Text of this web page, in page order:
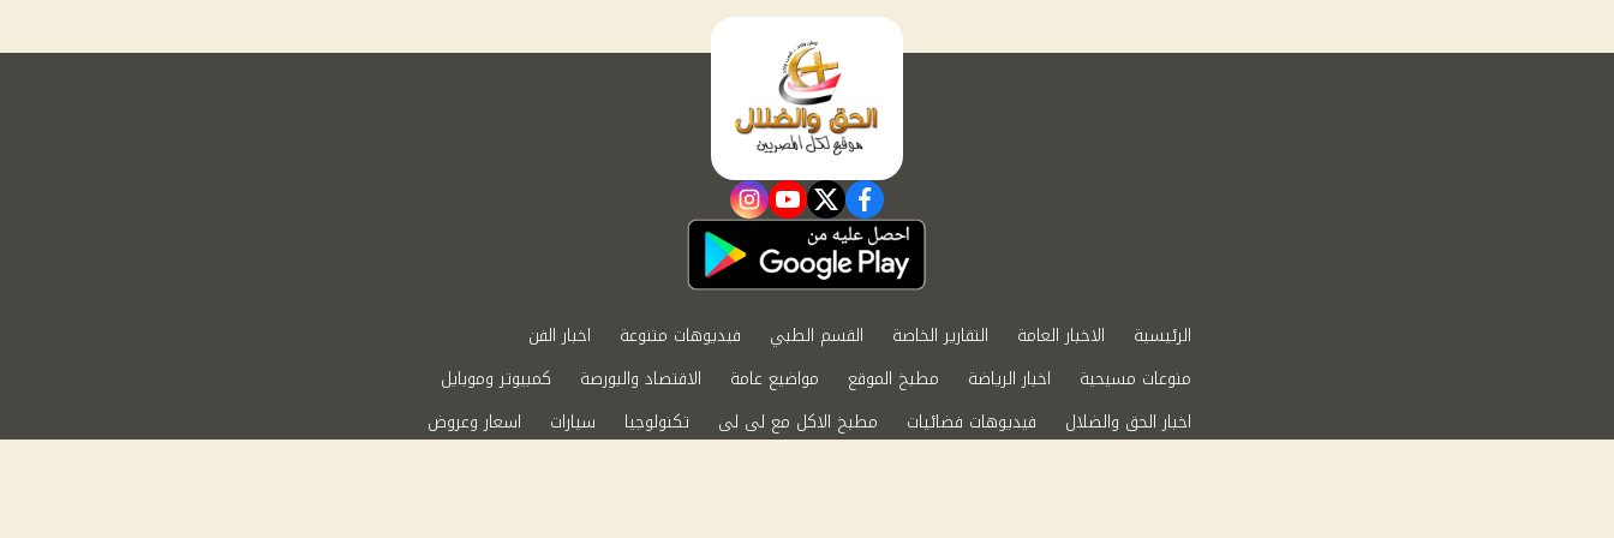
facebook
twitter
youtube
instagram
الرئيسية الاخبار العامة التقارير الخاصة القسم الطبي فيديوهات متنوعة
اخبار الفن
منوعات مسيحية
اخبار الرياضة مطبخ الموقع مواضيع عامة الاقتصاد والبورصة
كمبيوتر وموبايل
اخبار الحق والضلال
فيديوهات فضائيات مطبخ الاكل مع لى لى تكنولوجيا سيارات
اسعار وعروض